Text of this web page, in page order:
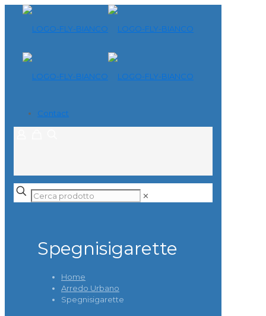
Contact
✕
Spegnisigarette
Home
Arredo Urbano
Spegnisigarette